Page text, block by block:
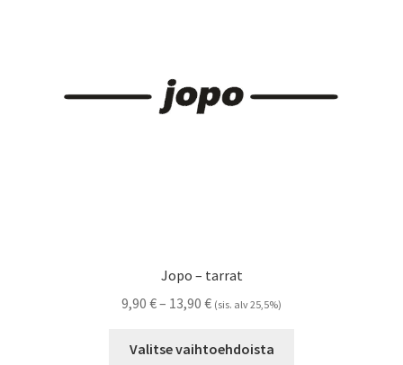
Jopo – tarrat
9,90 €– 13,90 €Hintaluokka:
-
(sis. alv 25,5%)
Valitse vaihtoehdoista